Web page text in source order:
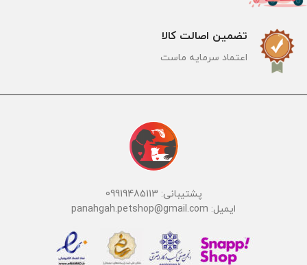
تضمین اصالت کالا
اعتماد سرمایه ماست
پشتیبانی: 09919485113
ایمیل: panahgah.petshop@gmail.com